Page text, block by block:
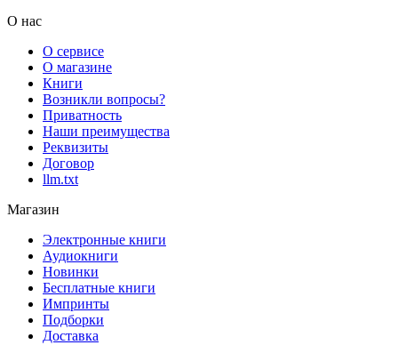
О нас
О сервисе
О магазине
Книги
Возникли вопросы?
Приватность
Наши преимущества
Реквизиты
Договор
llm.txt
Магазин
Электронные книги
Аудиокниги
Новинки
Бесплатные книги
Импринты
Подборки
Доставка